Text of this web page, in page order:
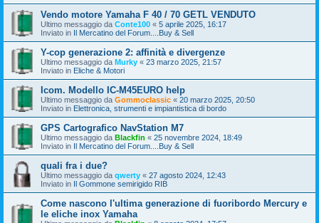
Vendo motore Yamaha F 40 / 70 GETL VENDUTO
Ultimo messaggio da Conte100 « 5 aprile 2025, 16:17
Inviato in Il Mercatino del Forum....Buy & Sell
Y-cop generazione 2: affinità e divergenze
Ultimo messaggio da Murky « 23 marzo 2025, 21:57
Inviato in Eliche & Motori
Icom. Modello IC-M45EURO help
Ultimo messaggio da Gommoclassic « 20 marzo 2025, 20:50
Inviato in Elettronica, strumenti e impiantistica di bordo
GPS Cartografico NavStation M7
Ultimo messaggio da Blackfin « 25 novembre 2024, 18:49
Inviato in Il Mercatino del Forum....Buy & Sell
quali fra i due?
Ultimo messaggio da qwerty « 27 agosto 2024, 12:43
Inviato in Il Gommone semirigido RIB
Come nascono l'ultima generazione di fuoribordo Mercury e
le eliche inox Yamaha